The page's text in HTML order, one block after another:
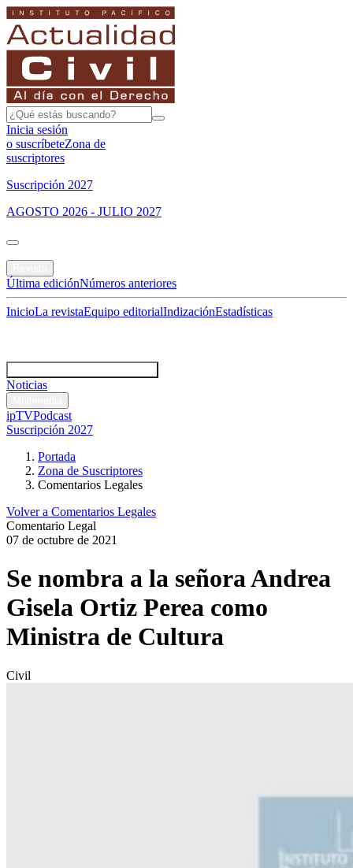
Inicia sesión
o suscríbeteZona de
suscriptores
Suscripción 2027
AGOSTO 2026 - JULIO 2027
Última ediciónNúmeros anteriores
InicioLa revistaEquipo editorialIndizaciónEstadísticas
Noticias
ipTVPodcast
Suscripción 2027
Portada
Zona de Suscriptores
Comentarios Legales
Volver a Comentarios Legales
Comentario Legal
07 de octubre de 2021
Se nombra a la señora Andrea
Gisela Ortiz Perea como
Ministra de Cultura
Civil